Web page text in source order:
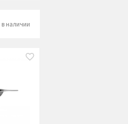
наличии